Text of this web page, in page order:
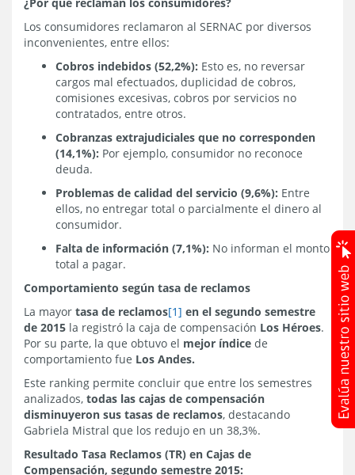
¿Por qué reclaman los consumidores?
Los consumidores reclamaron al SERNAC por diversos
inconvenientes, entre ellos:
Cobros indebidos (52,2%): Esto es, no reversar
cargos mal efectuados, duplicidad de cobros,
comisiones excesivas, cobros por servicios no
contratados, entre otros.
Cobranzas extrajudiciales que no corresponden
(14,1%): Por ejemplo, consumidor no reconoce
deuda.
Problemas de calidad del servicio (9,6%): Entre
ellos, no entregar total o parcialmente el dinero al
consumidor.
Falta de información (7,1%): No informan el monto
total a pagar.
Comportamiento según tasa de reclamos
La mayor tasa de reclamos[1] en el segundo semestre
de 2015 la registró la caja de compensación Los Héroes.
Por su parte, la que obtuvo el mejor índice de
comportamiento fue Los Andes.
Este ranking permite concluir que entre los semestres
analizados, todas las cajas de compensación
disminuyeron sus tasas de reclamos, destacando
Gabriela Mistral que los redujo en un 38,3%.
Resultado Tasa Reclamos (TR) en Cajas de
Compensación, segundo semestre 2015: